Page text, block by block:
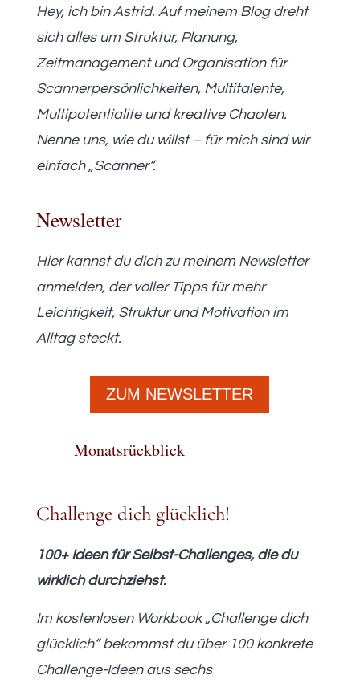
Hey, ich bin Astrid. Auf meinem Blog dreht
sich alles um Struktur, Planung,
Zeitmanagement und Organisation für
Scannerpersönlichkeiten, Multitalente,
Multipotentialite und kreative Chaoten.
Nenne uns, wie du willst – für mich sind wir
einfach „Scanner“.
Newsletter
Hier kannst du dich zu meinem Newsletter
anmelden, der voller Tipps für mehr
Leichtigkeit, Struktur und Motivation im
Alltag steckt.
ZUM NEWSLETTER
Monatsrückblick
Challenge dich glücklich!
100+ Ideen für Selbst-Challenges, die du
wirklich durchziehst.
Im kostenlosen Workbook „Challenge dich
glücklich“ bekommst du über 100 konkrete
Challenge-Ideen aus sechs